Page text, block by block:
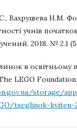
Вахрушева Н.М.
учнів
2018. № 2.1
в
LEGO
storage/
tseglinok-kviten-